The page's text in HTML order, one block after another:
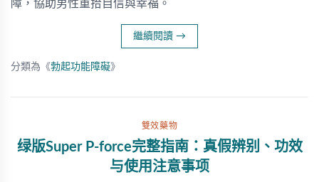
障，協助男性重拾自信與幸福。
繼續閱讀 →
分類為《勃起功能障礙》
雙效藥物
绿版Super P-force完整指南：真假辨别、功效
与使用注意事项